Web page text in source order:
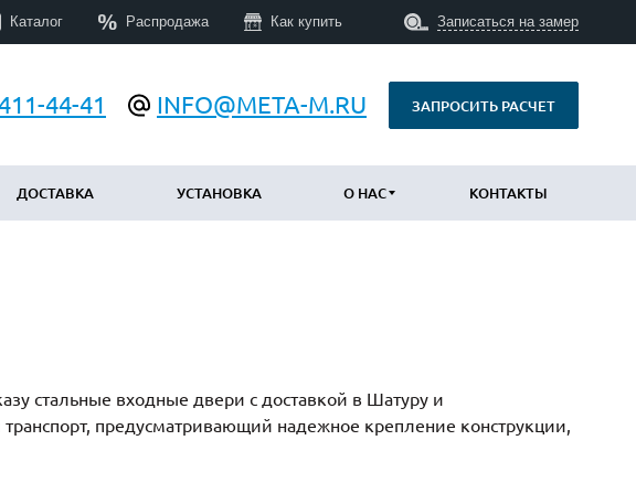
44-41 INFO@META-M.RU ЗАПРОСИТЬ РАСЧЕТ
С шумоизоляцией и утеплением
ДОСТАВКА УСТАНОВКА О НАС КОНТАКТЫ
Каталог Распродажа Как купить Записаться на замер
стальные входные двери с доставкой в Шатуру и
предусматривающий надежное крепление конструкции,